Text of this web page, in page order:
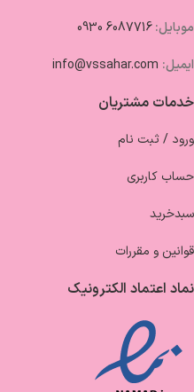
موبایل:6087716 0930
ایمیل: info@vssahar.com
خدمات مشتریان
ورود / ثبت نام
حساب کاربری
سبدخرید
قوانین و مقررات
نماد اعتماد الکترونیک